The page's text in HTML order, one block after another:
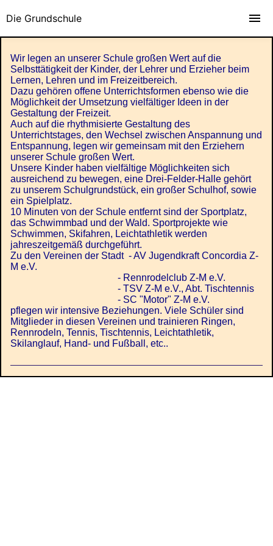
Wir legen an unserer Schule großen Wert auf die
Selbsttätigkeit der Kinder, der Lehrer und Erzieher beim
Lernen, Lehren und im Freizeitbereich.
Dazu gehören offene Unterrichtsformen ebenso wie die
Möglichkeit der Umsetzung vielfältiger Ideen in der
Gestaltung der Freizeit.
Auch auf die rhythmisierte Gestaltung des
Unterrichtstages, den Wechsel zwischen Anspannung und
Entspannung, legen wir gemeinsam mit den Erziehern
unserer Schule großen Wert.
Unsere Kinder haben vielfältige Möglichkeiten sich
ausreichend zu bewegen, eine Drei-Felder-Halle gehört
zu unserem Schulgrundstück, ein großer Schulhof, sowie
ein Spielplatz.
10 Minuten von der Schule entfernt sind der Sportplatz,
das Schwimmbad und der Wald. Sportprojekte wie
Schwimmen, Skifahren, Leichtathletik werden
jahreszeitgemäß durchgeführt.
Zu den Vereinen der Stadt - AV Jugendkraft Concordia Z-
M e.V.
- Rennrodelclub Z-M e.V.
- TSV Z-M e.V., Abt. Tischtennis
- SC "Motor" Z-M e.V.
pflegen wir intensive Beziehungen. Viele Schüler sind
Mitglieder in diesen Vereinen und trainieren Ringen,
Rennrodeln, Tennis, Tischtennis, Leichtathletik,
Skilanglauf, Hand- und Fußball, etc..
Die Grundschule